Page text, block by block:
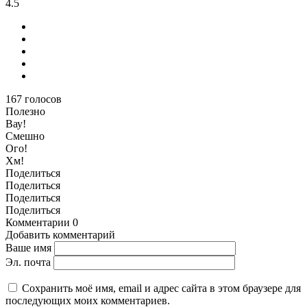
4.5
167 голосов
Полезно
Вау!
Смешно
Ого!
Хм!
Поделиться
Поделиться
Поделиться
Поделиться
Комментарии 0
Добавить комментарий
Ваше имя
Эл. почта
Сохранить моё имя, email и адрес сайта в этом браузере для
последующих моих комментариев.